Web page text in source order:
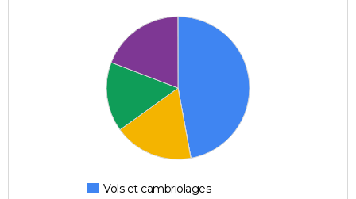
Vols et cambriolages